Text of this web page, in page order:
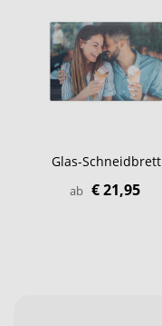
Glas-Schneidbrett
ab € 21,95